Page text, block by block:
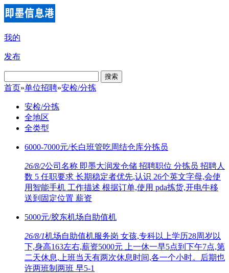
我的
发布
搜索
首页»单位招聘»安检/分拣
安检/分拣
全地区
全类型
6000-7000元/长白班管吃周结仓库分拣员
26/8/2公司名称 即墨大润发仓储 招聘职位 分拣员 招聘人
数 5 任职要求 长期稳定者优先,认识 26个英文字母,会使
用智能手机 工作描述 根据订单,使用 pda拣货,开电牛移
送到固定位置 薪资
5000元/胶东机场自助值机
26/8/1机场自助值机服务岗 女孩,专科以上学历28周岁以
下,身高163左右,薪资5000元 上一休一早5点到下午7点,第
二天休息,上班当天有两次休息时间,各一个小时。后期也
许两班制两班 早5-1